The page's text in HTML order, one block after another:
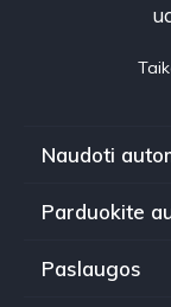
Naudoti
Parduokite
Paslaugos